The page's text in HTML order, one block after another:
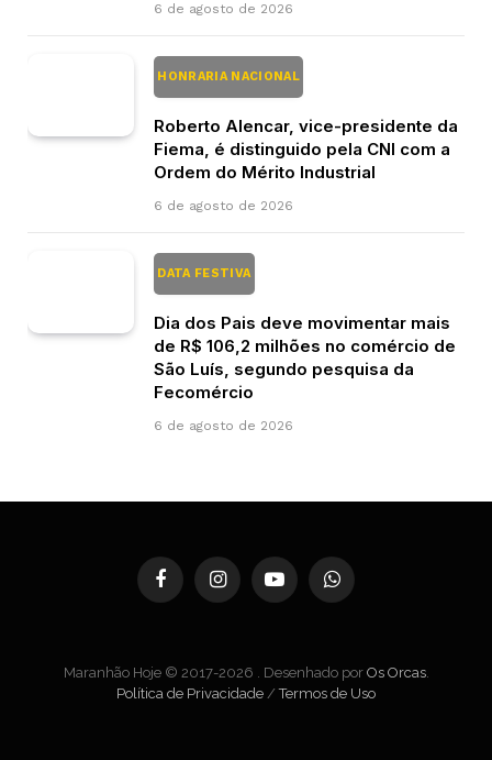
6 de agosto de 2026
HONRARIA NACIONAL
Roberto Alencar, vice-presidente da
Fiema, é distinguido pela CNI com a
Ordem do Mérito Industrial
6 de agosto de 2026
DATA FESTIVA
Dia dos Pais deve movimentar mais
de R$ 106,2 milhões no comércio de
São Luís, segundo pesquisa da
Fecomércio
6 de agosto de 2026
FacebookInstagramYouTubeWhatsApp
Maranhão Hoje © 2017-2026 . Desenhado por Os Orcas.
Política de Privacidade /Termos de Uso